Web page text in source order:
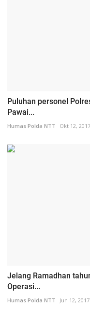
Puluhan personel
Pawai...
Humas Polda NTT Okt 12, 2017
Jelang Ramadhan
Operasi...
Humas Polda NTT Jun 12, 2017